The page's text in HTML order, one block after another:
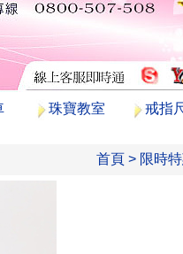
珠寶教室 戒指
首頁 > 限時